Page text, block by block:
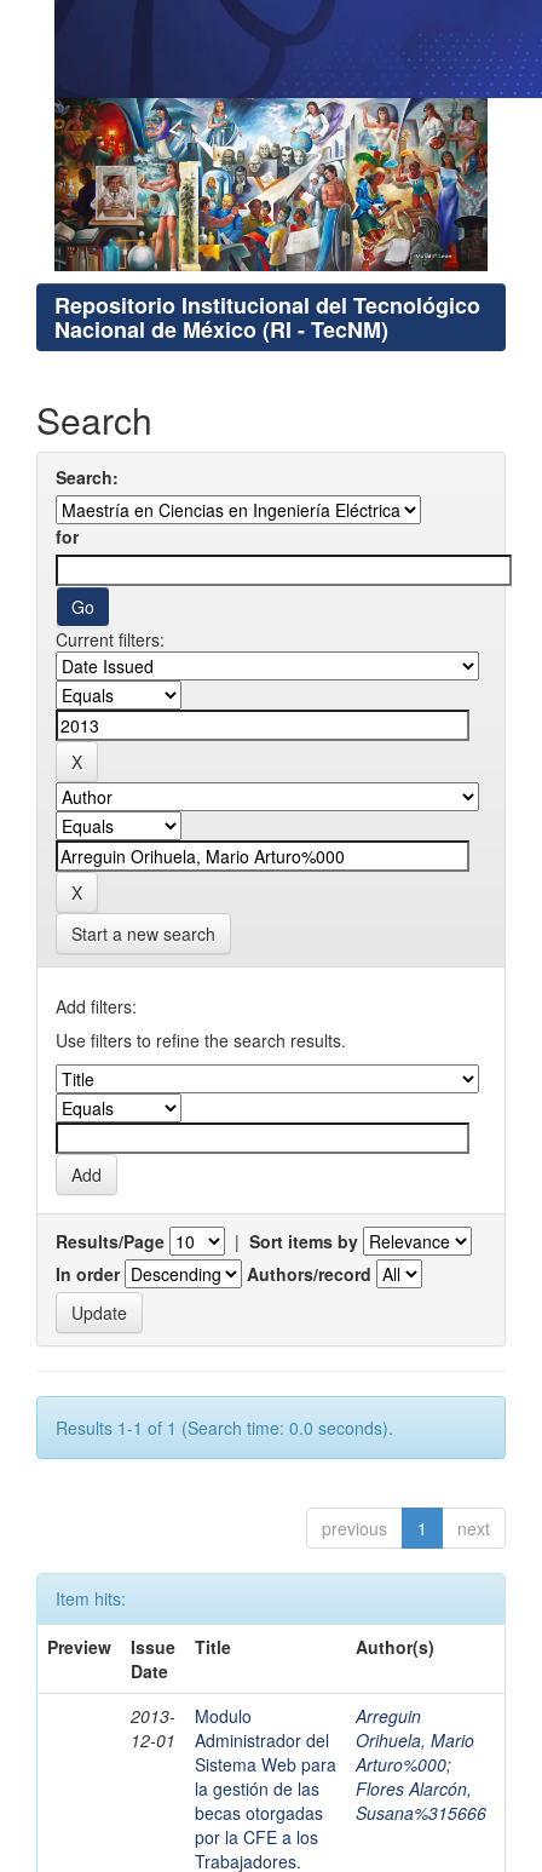
Repositorio Institucional del Tecnológico
Nacional de México (RI - TecNM)
Search
Search:
for
Current filters:
Start a new search
Add filters:
Use filters to refine the search results.
Results/Page | Sort items by
In order
Authors/record
Results 1-1 of 1 (Search time: 0.0 seconds).
previous 1 next
Item hits:
Preview
Issue
Date
Title Author(s)
2013-
12-01
Modulo
Administrador del
Sistema Web para
la gestión de las
becas otorgadas
por la CFE a los
Trabajadores.
Arreguin
Orihuela, Mario
Arturo%000;
Flores Alarcón,
Susana%315666